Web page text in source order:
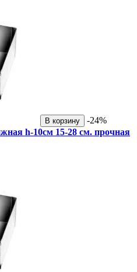
В корзину
-24%
h-10см 15-28 см. прочная